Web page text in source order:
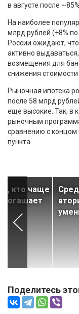
в августе после
На наиболее
млрд рублей (+8%
России ожидают,
активно
возмещения для
снижения
Рыночная ипотека
после 58 млрд
еще высокие. Так, в
рыночным
сравнению с концом
пункта.
кто чаще
погашает
Поделитесь